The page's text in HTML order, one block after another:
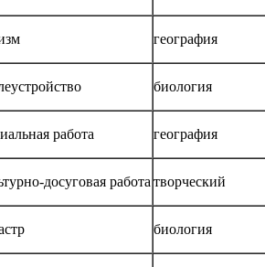
география
биология
работа география
досуговая работа творческий
биология